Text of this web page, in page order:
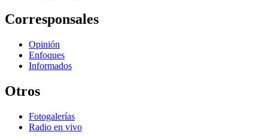
Corresponsales
Opinión
Enfoques
Informados
Otros
Fotogalerías
Radio en vivo